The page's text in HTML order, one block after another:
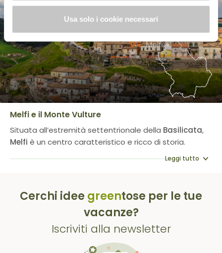
Usa solo i cookie necessari
Melfi e il Monte Vulture
Situata all’estremità settentrionale della Basilicata,
Melfi è un centro caratteristico e ricco di storia.
Leggi tutto
Cerchi idee greentose per le tue
vacanze?
Iscriviti alla newsletter